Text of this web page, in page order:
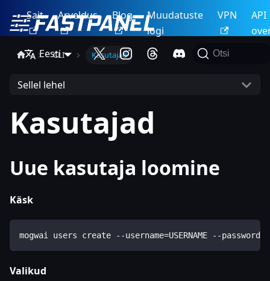
Sait Arveldus Blog
Muudatuste
logi
VPN
API
Eesti
Otsi
CLI Kasutajad
Sellel lehel
Kasutajad
Uue kasutaja loomine
Käsk
mogwai users create --username=USERNAME --
Valikud